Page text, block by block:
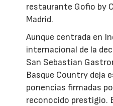
restaurante Gofio by
Madrid.
Aunque centrada en
internacional de la
San Sebastian
Basque Country deja
ponencias firmadas
reconocido prestigio.